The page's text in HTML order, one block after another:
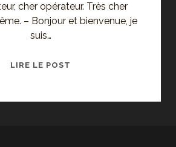
cher opérateur. Très cher
– Bonjour et bienvenue, je
suis…
LIRE LE POST